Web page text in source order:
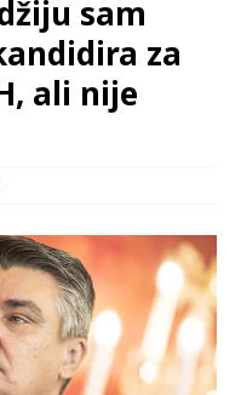
BiH, ali nije imao
sam
za
ali nije